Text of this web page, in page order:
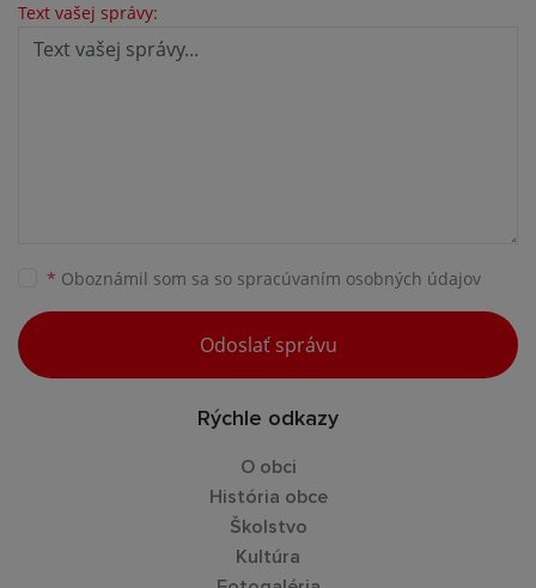
Text vašej správy:
* Oboznámil som sa so spracúvaním osobných údajov
Odoslať správu
Rýchle odkazy
O obci
História obce
Školstvo
Kultúra